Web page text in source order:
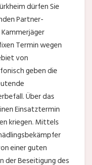
dürfen Sie
Partner-
Termin wegen
von
geben die
Über das
Einsatztermin
kriegen. Mittels
einer guten
der Beseitigung des